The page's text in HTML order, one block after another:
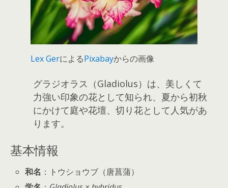
Lex GerによるPixabayからの画像
グラジオラス（Gladiolus）は、美しくて
力強い印象の花として知られ、夏から初秋
にかけて庭や花壇、切り花として人気があ
ります。
基本情報
和名 ：トウショウブ（唐菖蒲）